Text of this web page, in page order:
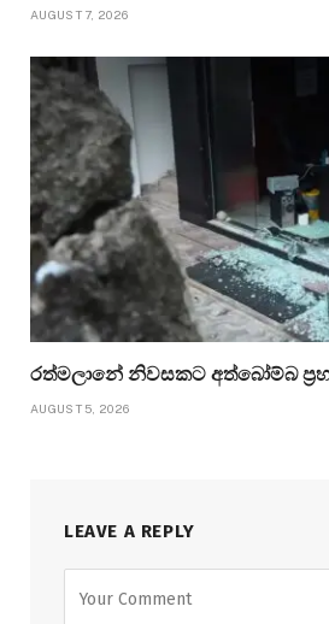
AUGUST 7, 2026
රත්මලානේ නිවසකට අත්බෝම්බ
AUGUST 5, 2026
LEAVE A REPLY